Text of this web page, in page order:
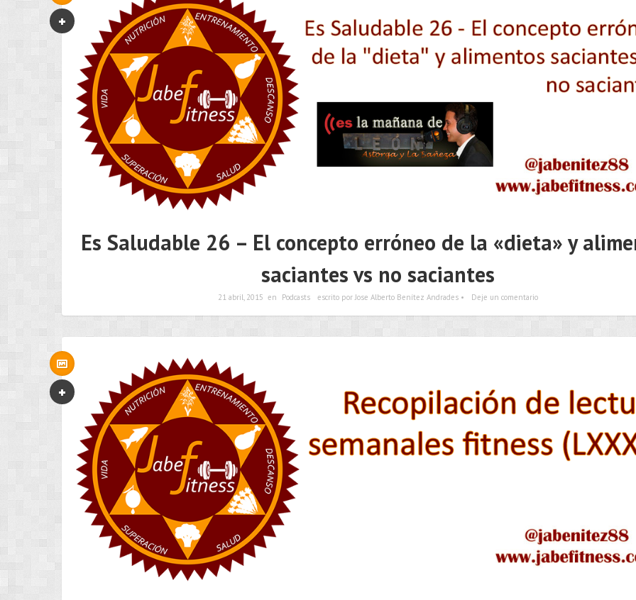
Es Saludable 26 – El concepto erróneo de la «dieta» y
saciantes vs no saciantes
21 abril, 2015 en Podcasts escrito por Jose Alberto Benítez Andrades • Deje un comentario